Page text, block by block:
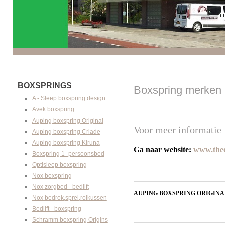
BOXSPRINGS
A - Sleep boxspring design
Avek boxspring
Auping boxspring Original
Auping boxspring Criade
Auping boxspring Kiruna
Boxspring 1- persoonsbed
Optisleep boxspring
Nox boxspring
Nox zorgbed - bedlift
Nox bedrok,sprei,rolkussen
Bedlift - boxspring
Schramm boxspring Origins
Boxspring
Voor meer informatie
Ga naar website:
AUPING BOXSPRING